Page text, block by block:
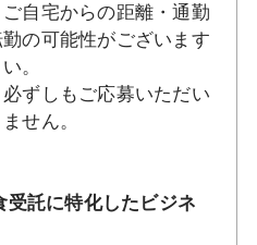
自宅からの距離・通勤
の可能性がございます
。
ずしもご応募いただい
せん。
託に特化したビジネ